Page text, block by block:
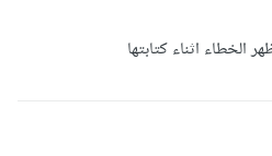
الخطاء اثناء كتابتها